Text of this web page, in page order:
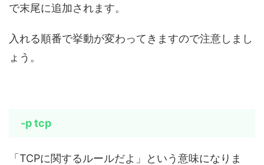
で末尾に追加されます。
入れる順番で挙動が変わってきますので注意しまし
ょう。
-p tcp
「TCPに関するルールだよ」という意味になりま